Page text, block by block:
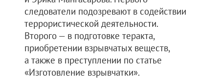
следователи подозревают в содействии
террористической деятельности.
Второго — в подготовке теракта,
приобретении взрывчатых веществ,
а также в преступлении по статье
«Изготовление взрывчатки».